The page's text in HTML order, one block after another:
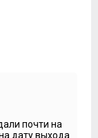
здесь
едут до
едет
время,
15–20 без
станции
почти на
дату выхода